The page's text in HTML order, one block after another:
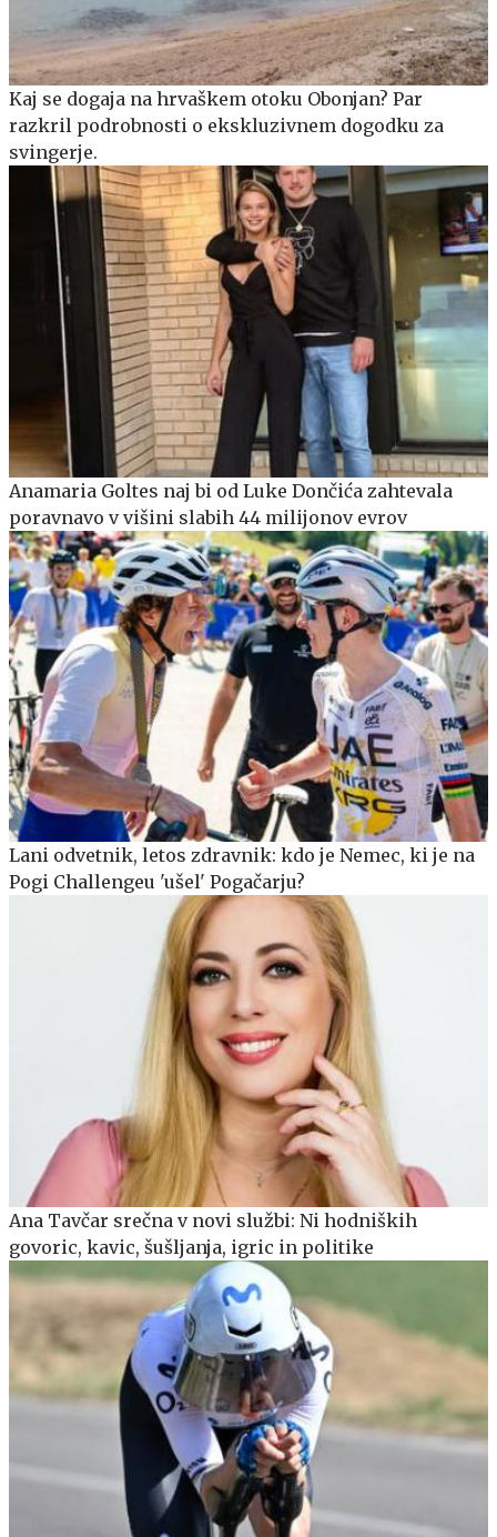
Kaj se dogaja na hrvaškem otoku Obonjan? Par
razkril podrobnosti o ekskluzivnem dogodku za
svingerje.
Anamaria Goltes naj bi od Luke Dončića zahtevala
poravnavo v višini slabih 44 milijonov evrov
Lani odvetnik, letos zdravnik: kdo je Nemec, ki je na
Pogi Challengeu 'ušel' Pogačarju?
Ana Tavčar srečna v novi službi: Ni hodniških
govoric, kavic, šušljanja, igric in politike